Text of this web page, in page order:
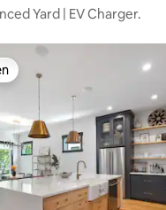
Yard | EV Charger.